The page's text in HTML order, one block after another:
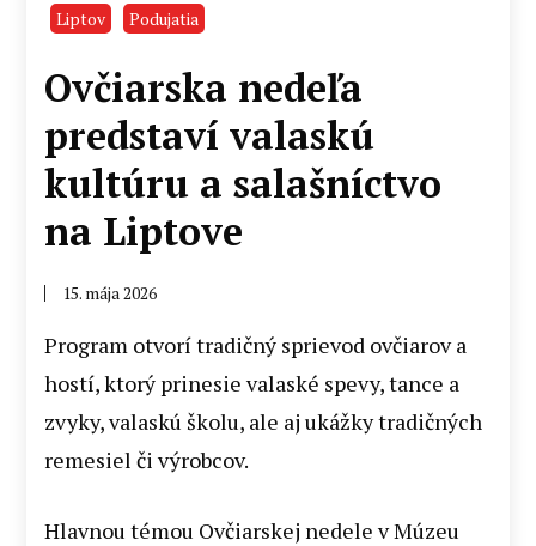
Liptov Podujatia
Ovčiarska nedeľa
predstaví valaskú
kultúru a salašníctvo
na Liptove
15. mája 2026
Program otvorí tradičný sprievod ovčiarov a
hostí, ktorý prinesie valaské spevy, tance a
zvyky, valaskú školu, ale aj ukážky tradičných
remesiel či výrobcov.
Hlavnou témou Ovčiarskej nedele v Múzeu